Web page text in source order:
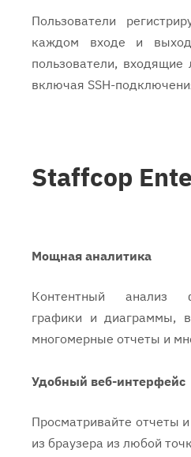
Пользователи
каждом входе и
пользователи, входящие
включая SSH-
Staffcop
Мощная аналитика
Контентный анализ
графики и диаграммы,
многомерные отчеты и
Удобный веб-интерфейс
Просматривайте отчеты
из браузера из любой